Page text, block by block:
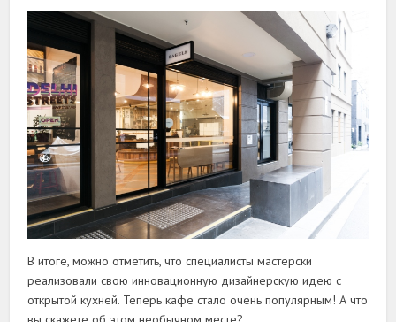
В итоге, можно отметить, что специалисты мастерски
реализовали свою инновационную дизайнерскую идею с
открытой кухней. Теперь кафе стало очень популярным! А что